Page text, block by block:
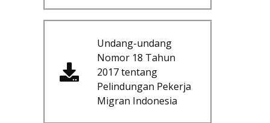
Undang-undang
Nomor 18 Tahun
2017 tentang
Pelindungan Pekerja
Migran Indonesia